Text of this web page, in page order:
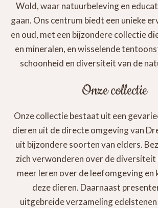
Wold, waar natuurbeleving en
gaan. Ons centrum biedt een unieke
en oud, met een bijzondere collectie
en mineralen, en wisselende
schoonheid en diversiteit van de
Onze collectie
Onze collectie bestaat uit een
dieren uit de directe omgeving van
uit bijzondere soorten van elders.
zich verwonderen over de diversiteit
meer leren over de leefomgeving en
deze dieren. Daarnaast
uitgebreide verzameling edelstenen